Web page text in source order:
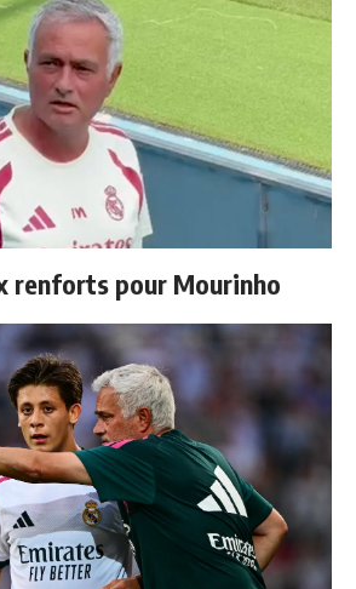
renforts pour Mourinho